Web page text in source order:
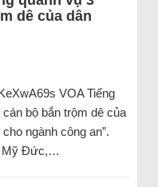
dê của dân
VOA Tiếng
bộ bắn trộm dê của
ngành công an”.
Mỹ Đức,…